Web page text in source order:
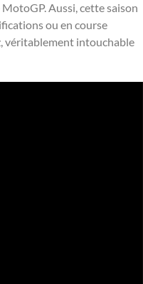
Aussi, cette saison
ou en course
véritablement intouchable